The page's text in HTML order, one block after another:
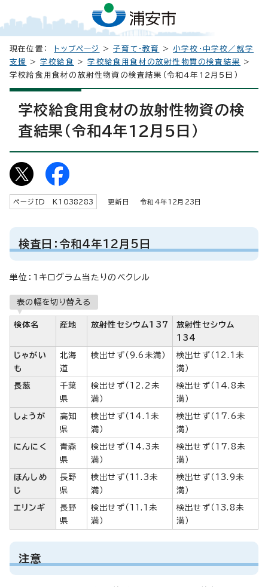
現在位置： トップページ >子育て・教育 >小学校・中学校／就学
支援
>学校給食 >学校給食用食材の放射性物質の検査結果
>
学校給食用食材の放射性物資の検査結果（令和4年12月5日）
学校給食用食材の放射性物資の検
査結果（令和4年12月5日）
ページID K 1038283 更新日 令和4年12 月 23 日
検査日：令和4年12月5日
単位：1キログラム当たりのベクレル
表の幅を切り替える
検体名 産地 放射性セシウム137
放射性セシウム
134
じゃがい
も
北海
道
検出せず（9.6未満）
検出せず（12.1未
満）
長葱
千葉
県
検出せず（12.2未
満）
検出せず（14.8未
満）
しょうが
高知
県
検出せず（14.1未
満）
検出せず（17.6未
満）
にんにく
青森
県
検出せず（14.3未
満）
検出せず（17.8未
満）
ほんしめ
じ
長野
県
検出せず（11.3未
満）
検出せず（13.9未
満）
エリンギ
長野
県
検出せず（11.1未
満）
検出せず（13.8未
満）
注意